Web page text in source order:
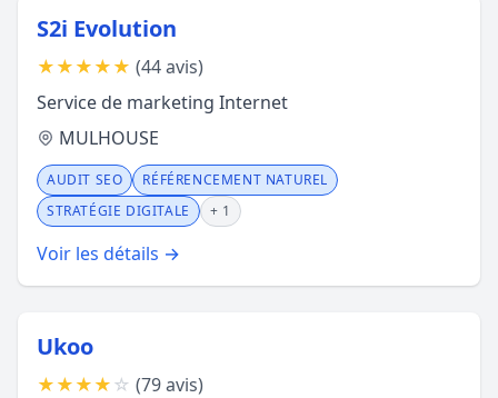
S2i Evolution
★★★★★ (44 avis)
Service de marketing Internet
MULHOUSE
AUDIT SEO
RÉFÉRENCEMENT NATUREL
STRATÉGIE DIGITALE
+ 1
Voir les détails →
Ukoo
★★★★☆ (79 avis)